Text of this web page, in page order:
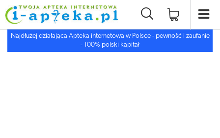
Najdłużej działająca Apteka internetowa w Polsce - pewność i zaufanie
- 100% polski kapitał